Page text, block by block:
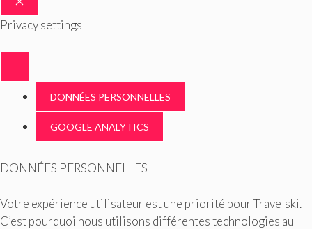
FERMER
Privacy settings
DONNÉES PERSONNELLES
GOOGLE ANALYTICS
DONNÉES PERSONNELLES
Votre expérience utilisateur est une priorité pour Travelski.
C’est pourquoi nous utilisons différentes technologies au